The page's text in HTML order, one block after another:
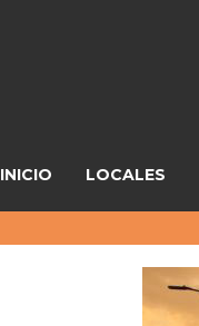
INICIO LOCALES